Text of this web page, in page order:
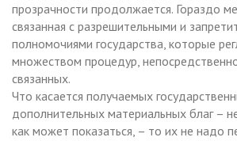
прозрачности продолжается. Гораздо
связанная с разрешительными и
полномочиями государства, которые
множеством процедур,
связанных.
Что касается получаемых
дополнительных материальных благ –
как может показаться, – то их не надо